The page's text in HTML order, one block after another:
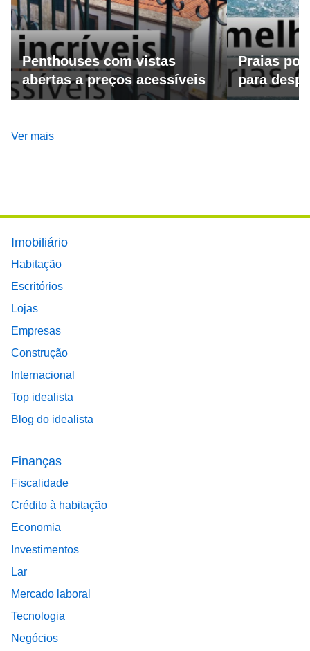
Penthouses com vistas
abertas a preços acessíveis
Praias
para
Ver mais
Footer main menu
Imobiliário
Habitação
Escritórios
Lojas
Empresas
Construção
Internacional
Top idealista
Blog do idealista
Finanças
Fiscalidade
Crédito à habitação
Economia
Investimentos
Lar
Mercado laboral
Tecnologia
Negócios